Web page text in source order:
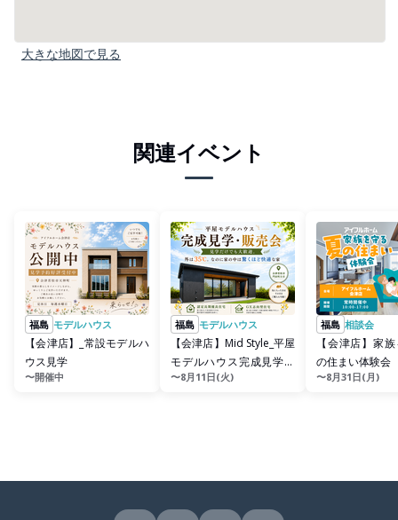
大きな地図で見る
関連イベント
福島 モデルハウス
【会津店】_常設モデルハ
ウス見学
〜開催中
福島 モデルハウス
【会津店】Mid Style_平屋
モデルハウス完成見学・
販売会
〜8月11日(火)
福島 相談会
【会津店】家
の住まい体験会
〜8月31日(月)